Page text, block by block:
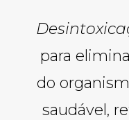
para
do
saudável,